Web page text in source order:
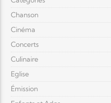
Chanson
Cinéma
Concerts
Culinaire
Eglise
Émission